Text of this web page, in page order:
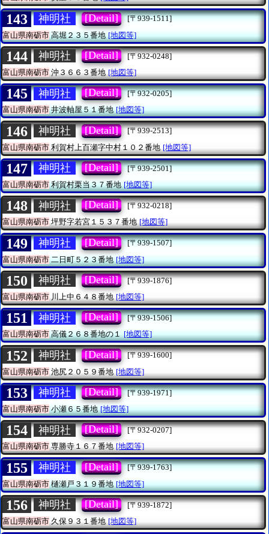
143 神明社 [Detail]
[〒939-1511]
富山県南砺市高堀２３５番地 [地図等]
144 神明社 [Detail]
[〒932-0248]
富山県南砺市 沖３６６３番地 [地図等]
145 神明社 [Detail]
[〒932-0205]
富山県南砺市井波軸屋５１番地 [地図等]
146 神明社 [Detail]
[〒939-2513]
富山県南砺市 利賀村上百瀬字中村１０２番地 [地図等]
147 神明社 [Detail]
[〒939-2501]
富山県南砺市利賀村栗当３７番地 [地図等]
148 神明社 [Detail]
[〒932-0218]
富山県南砺市坪野字若宮１５３７番地 [地図等]
149 神明社 [Detail]
[〒939-1507]
富山県南砺市二日町５２３番地 [地図等]
150 神明社 [Detail]
[〒939-1876]
富山県南砺市 川上中６４８番地 [地図等]
151 神明社 [Detail]
[〒939-1506]
富山県南砺市高儀２６８番地の１ [地図等]
152 神明社 [Detail]
[〒939-1600]
富山県南砺市 池尻２０５９番地 [地図等]
153 神明社 [Detail]
[〒939-1971]
富山県南砺市小瀬６５番地 [地図等]
154 神明社 [Detail]
[〒932-0207]
富山県南砺市専勝寺１６７番地 [地図等]
155 神明社 [Detail]
[〒939-1763]
富山県南砺市樋瀬戸３１９番地 [地図等]
156 神明社 [Detail]
[〒939-1872]
富山県南砺市 久保９３１番地 [地図等]